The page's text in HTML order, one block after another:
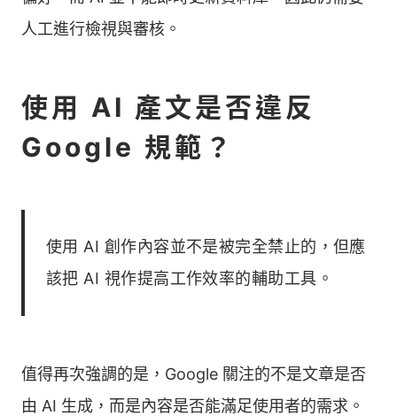
人工進行檢視與審核。
使用 AI 產文是否違反
Google 規範？
使用 AI 創作內容並不是被完全禁止的，但應
該把 AI 視作提高工作效率的輔助工具。
值得再次強調的是，Google 關注的不是文章是否
由 AI 生成，而是內容是否能滿足使用者的需求。